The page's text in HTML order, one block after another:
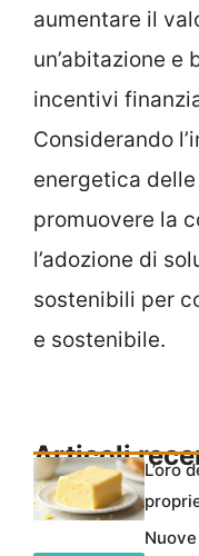
aumentare il
un’abitazione e
incentivi
Considerando
energetica
promuovere la
l’adozione di
sostenibili per
e sostenibile.
Articoli
L’oro